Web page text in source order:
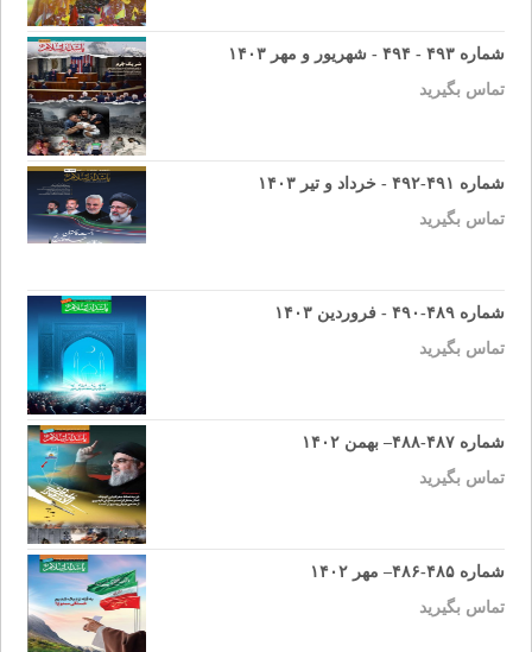
شماره ۴۹۳ - ۴۹۴ - شهریور و مهر ۱۴۰۳
تماس بگیرید
شماره ۴۹۱-۴۹۲ - خرداد و تیر ۱۴۰۳
تماس بگیرید
شماره ۴۸۹-۴۹۰ - فروردین ۱۴۰۳
تماس بگیرید
شماره ۴۸۷-۴۸۸– بهمن ۱۴۰۲
تماس بگیرید
شماره ۴۸۵-۴۸۶– مهر ۱۴۰۲
تماس بگیرید